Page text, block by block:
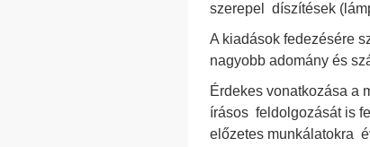
szerepel díszítések
A kiadások fedezésére
nagyobb adomány és
Érdekes vonatkozása a
írásos feldolgozását is
előzetes munkálatokra